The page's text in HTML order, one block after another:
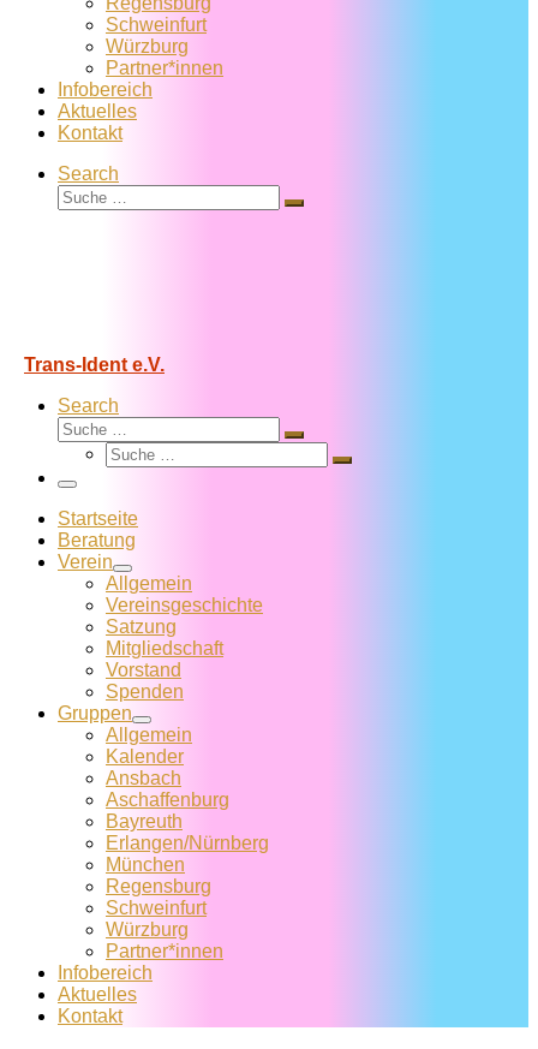
Schweinfurt
Würzburg
Partner*innen
Infobereich
Aktuelles
Kontakt
Search
Suche
Suche
Trans-Ident e.V.
Search
Suche
Suche
Suche
Suche
Menü
Startseite
Beratung
Verein
Allgemein
Vereins­geschichte
Satzung
Mitglied­schaft
Vorstand
Spenden
Gruppen
Allgemein
Kalender
Ansbach
Aschaffenburg
Bayreuth
Erlangen/Nürnberg
München
Regensburg
Schweinfurt
Würzburg
Partner*innen
Infobereich
Aktuelles
Kontakt